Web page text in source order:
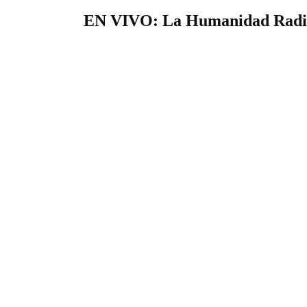
EN VIVO: La Humanidad